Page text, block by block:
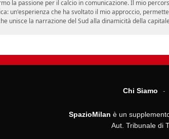
la passione per il calcio in comunicazione. Il mio
un'esperienza che ha svoltato il mio approccio,
unisce la narrazione del Sud alla dinamicità della
Chi Siamo
SpazioMilan è un
Aut. Tribunale di